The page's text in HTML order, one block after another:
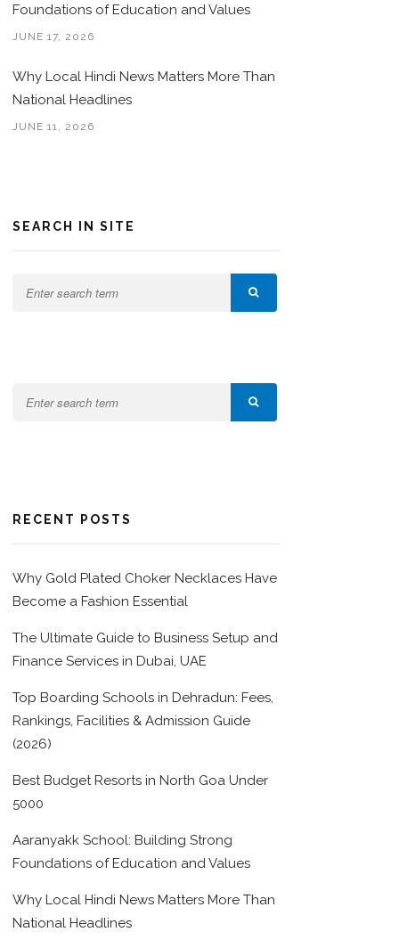
Foundations of Education and Values
JUNE 17, 2026
Why Local Hindi News Matters More Than
National Headlines
JUNE 11, 2026
SEARCH IN SITE
RECENT POSTS
Why Gold Plated Choker Necklaces Have
Become a Fashion Essential
The Ultimate Guide to Business Setup and
Finance Services in Dubai, UAE
Top Boarding Schools in Dehradun: Fees,
Rankings, Facilities & Admission Guide
(2026)
Best Budget Resorts in North Goa Under
5000
Aaranyakk School: Building Strong
Foundations of Education and Values
Why Local Hindi News Matters More Than
National Headlines